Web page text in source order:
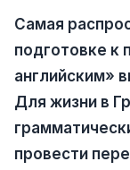
Самая
подготовке к
английским»
Для жизни в
провести